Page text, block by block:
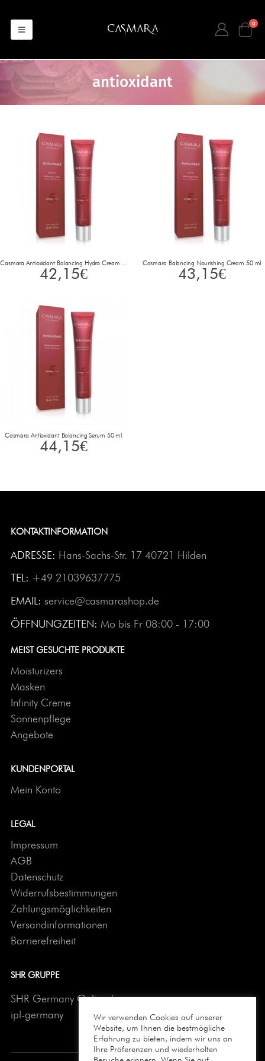
0
antioxidant
Casmara Antioxidant Balancing Hydro Cream 50 ml
42,15€
Casmara Balancing Nourishing Cream 50 ml
43,15€
Casmara Antioxidant Balancing Serum 50 ml
44,15€
KONTAKTINFORMATION
ADRESSE: Hans-Sachs-Str. 17 40721 Hilden
TEL: +49 21039637775
EMAIL: service@casmarashop.de
ÖFFNUNGZEITEN: Mo bis Fr 08:00 - 17:00
MEIST GESUCHTE PRODUKTE
Moisturizers
Masken
Infinity Creme
Sonnenpflege
Angebote
KUNDENPORTAL
Mein Konto
LEGAL
Impressum
AGB
Datenschutz
Widerrufsbestimmungen
Zahlungsmöglichkeiten
Versandinformationen
Barrierefreiheit
SHR GRUPPE
SHR Germany Onlineshop
ipl-germany
Wir verwenden Cookies auf unserer
Website, um Ihnen die bestmögliche
Erfahrung zu bieten, indem wir uns an
Ihre Präferenzen und wiederholten